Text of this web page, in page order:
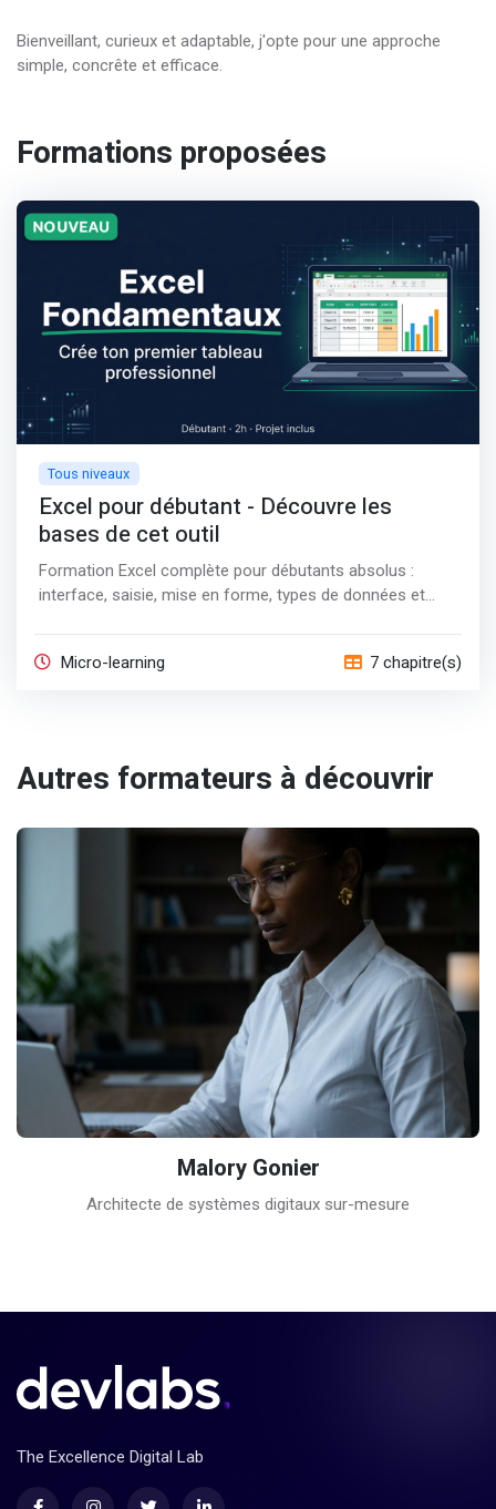
Bienveillant, curieux et adaptable, j'opte pour une approche
simple, concrête et efficace.
Formations proposées
Tous niveaux
Excel pour débutant - Découvre les
bases de cet outil
Formation Excel complète pour débutants absolus :
interface, saisie, mise en forme, types de données et
Micro-learning 7 chapitre(s)
Autres formateurs à découvrir
Malory Gonier
Architecte de systèmes digitaux sur-mesure
The Excellence Digital Lab